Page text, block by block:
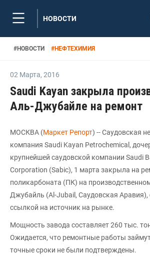
НОВОСТИ
#НОВОСТИ #НЕФТЕХИМИЯ
02 Марта, 2016
Saudi Kayan закрыла
Аль-Джубайле на ремонт
МОСКВА (Маркет Репорт) -- Саудовская
компания Saudi Kayan Petrochemical,
крупнейшей саудовской компании Saudi
Corporation (Sabic), 1 марта закрыла на
поликарбоната (ПК) на
Джубайль (Al-Jubail, Саудовская
ссылкой на источник на рынке.
Мощность завода составляет 260 тыс.
Ожидается, что ремонтные работы
точные сроки не были подтверждены.